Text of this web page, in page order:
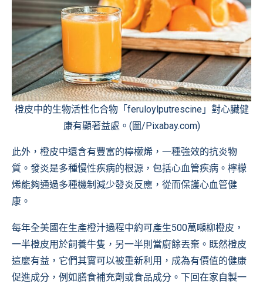
橙皮中的生物活性化合物「feruloylputrescine」對心臟健
康有顯著益處。(圖/Pixabay.com)
此外，橙皮中還含有豐富的檸檬烯，一種強效的抗炎物
質。發炎是多種慢性疾病的根源，包括心血管疾病。檸檬
烯能夠通過多種機制減少發炎反應，從而保護心血管健
康。
每年全美國在生產橙汁過程中約可產生500萬噸柳橙皮，
一半橙皮用於飼養牛隻，另一半則當廚餘丟棄。既然橙皮
這麼有益，它們其實可以被重新利用，成為有價值的健康
促進成分，例如膳食補充劑或食品成分。下回在家自製一